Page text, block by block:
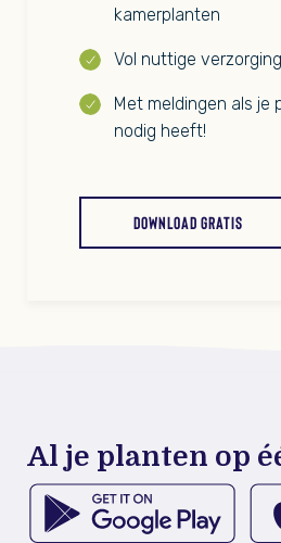
kamerplanten
Vol nuttige
Met meldingen als je
nodig heeft!
DOWNLOAD GRATIS
Al je planten op